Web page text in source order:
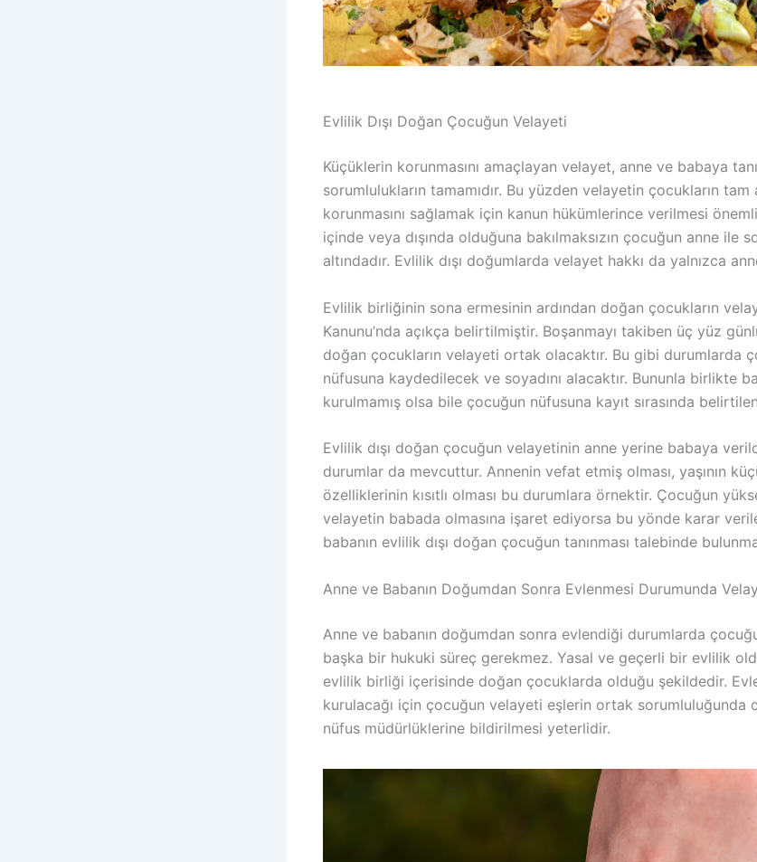
Evlilik Dışı Doğan Çocuğun Velayeti
Küçüklerin korunmasını amaçlayan velayet, anne ve babaya
sorumlulukların tamamıdır. Bu yüzden velayetin çocukların tam
korunmasını sağlamak için kanun hükümlerince verilmesi
içinde veya dışında olduğuna bakılmaksızın çocuğun anne ile
altındadır. Evlilik dışı doğumlarda velayet hakkı da yalnızca
Evlilik birliğinin sona ermesinin ardından doğan çocukların
Kanunu’nda açıkça belirtilmiştir. Boşanmayı takiben üç yüz
doğan çocukların velayeti ortak olacaktır. Bu gibi durumlarda
nüfusuna kaydedilecek ve soyadını alacaktır. Bununla birlikte
kurulmamış olsa bile çocuğun nüfusuna kayıt sırasında
Evlilik dışı doğan çocuğun velayetinin anne yerine babaya
durumlar da mevcuttur. Annenin vefat etmiş olması, yaşının
özelliklerinin kısıtlı olması bu durumlara örnektir. Çocuğun
velayetin babada olmasına işaret ediyorsa bu yönde karar
babanın evlilik dışı doğan çocuğun tanınması talebinde
Anne ve Babanın Doğumdan Sonra Evlenmesi Durumunda
Anne ve babanın doğumdan sonra evlendiği durumlarda
başka bir hukuki süreç gerekmez. Yasal ve geçerli bir evlilik
evlilik birliği içerisinde doğan çocuklarda olduğu şekildedir.
kurulacağı için çocuğun velayeti eşlerin ortak sorumluluğunda
nüfus müdürlüklerine bildirilmesi yeterlidir.